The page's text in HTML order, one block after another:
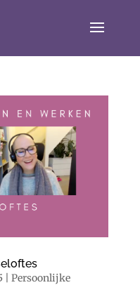
| Persoonlijke